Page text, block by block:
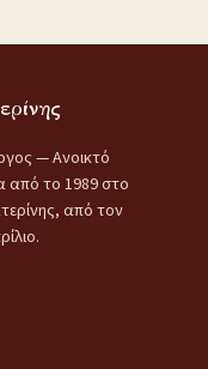
— Ανοικτό
από το 1989 στο
από τον